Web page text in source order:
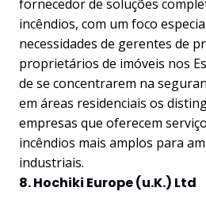
fornecedor de soluções
incêndios, com um foco
necessidades de gerentes de
proprietários de imóveis nos
de se concentrarem na
em áreas residenciais os
empresas que oferecem
incêndios mais amplos para
industriais.
8. Hochiki Europe (u.K.) Ltd